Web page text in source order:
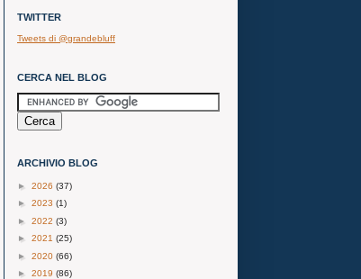
TWITTER
Tweets di @grandebluff
CERCA NEL BLOG
ARCHIVIO BLOG
► 2026 (37)
► 2023 (1)
► 2022 (3)
► 2021 (25)
► 2020 (66)
► 2019 (86)